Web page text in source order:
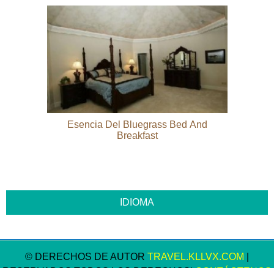
Esencia Del Bluegrass Bed And
Breakfast
© DERECHOS DE AUTOR TRAVEL.KLLVX.COM